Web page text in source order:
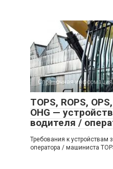
Справочная информация
TOPS, ROPS,
OHG —
водителя /
Требования к
оператора / машиниста